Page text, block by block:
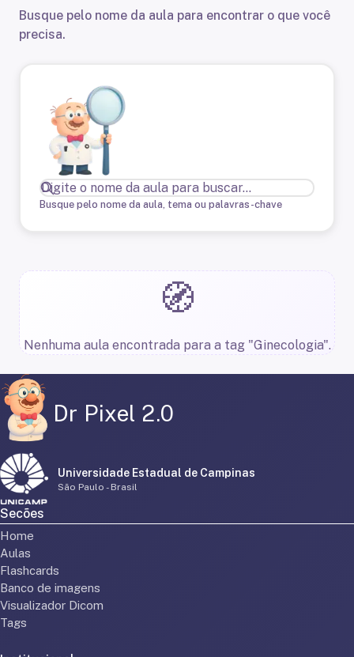
Busque pelo nome da aula para encontrar o que você
precisa.
Busque pelo nome da aula, tema ou palavras-chave
🧭
Nenhuma aula encontrada para a tag "Ginecologia".
Dr Pixel 2.0
Universidade Estadual de Campinas
São Paulo - Brasil
Secões
Home
Aulas
Flashcards
Banco de imagens
Visualizador Dicom
Tags